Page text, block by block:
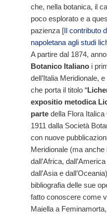
che, nella botanica, il
poco esplorato e a
pazienza [Il contributo
napoletana agli studi
A partire dal 1874,
Botanico Italianoi
dell’Italia Meridionale,
che porta il titolo “
expositio metodica
partedella Flora Italica
1911 dalla Società
con nuove
Meridionale (ma
dall’Africa,
dall’Asia e
bibliografia delle sue
fatto conoscere come
Maiella a